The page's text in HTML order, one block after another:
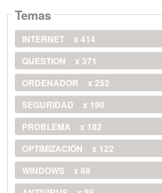
Temas
INTERNET
x 414
QUESTION
x 371
ORDENADOR
x 252
SEGURIDAD
x 190
PROBLEMA
x 182
OPTIMIZACIÓN
x 122
WINDOWS
x 88